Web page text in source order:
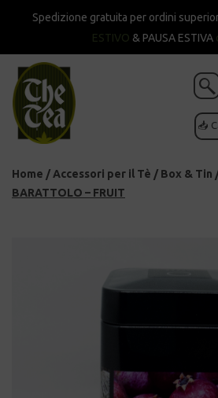
Spedizione gratuita per ordini
ESTIVO & PAUSA ESTIVA
📥
Home / Accessori per il Tè / Box & Tin
BARATTOLO – FRUIT